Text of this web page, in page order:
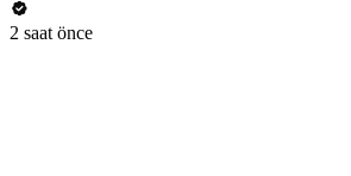
2 saat önce